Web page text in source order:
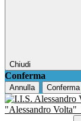
Chiudi
Conferma
Annulla Conferma
"Alessandro Volta"